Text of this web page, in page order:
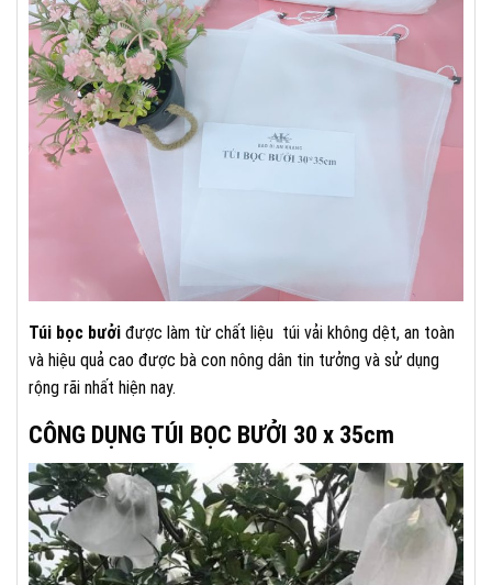
Túi bọc bưởi được làm từ chất liệu túi vải không dệt, an toàn
và hiệu quả cao được bà con nông dân tin tưởng và sử dụng
rộng rãi nhất hiện nay.
CÔNG DỤNG TÚI BỌC BƯỞI 30 x 35cm